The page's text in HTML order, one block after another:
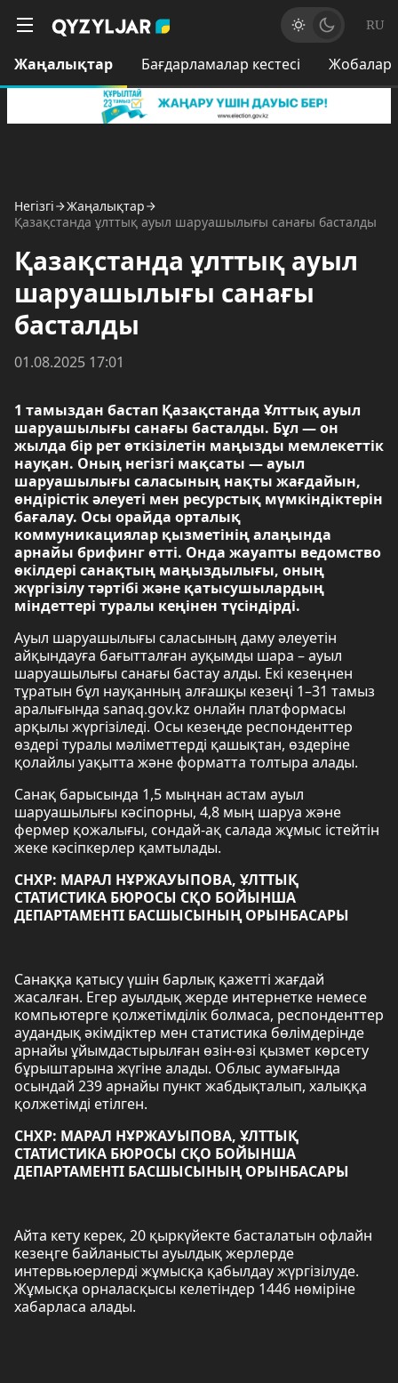
RU
Жаңалықтар Бағдарламалар кестесі Жобалар
Негізгі
Жаңалықтар
Қазақстанда ұлттық ауыл шаруашылығы санағы басталды
Қазақстанда ұлттық ауыл
шаруашылығы санағы
басталды
01.08.2025 17:01
1 тамыздан бастап Қазақстанда Ұлттық ауыл
шаруашылығы санағы басталды. Бұл — он
жылда бір рет өткізілетін маңызды мемлекеттік
науқан. Оның негізгі мақсаты — ауыл
шаруашылығы саласының нақты жағдайын,
өндірістік әлеуеті мен ресурстық мүмкіндіктерін
бағалау. Осы орайда орталық
коммуникациялар қызметінің алаңында
арнайы брифинг өтті. Онда жауапты ведомство
өкілдері санақтың маңыздылығы, оның
жүргізілу тәртібі және қатысушылардың
міндеттері туралы кеңінен түсіндірді.
Ауыл шаруашылығы саласының даму әлеуетін
айқындауға бағытталған ауқымды шара – ауыл
шаруашылығы санағы бастау алды. Екі кезеңнен
тұратын бұл науқанның алғашқы кезеңі 1–31 тамыз
аралығында sanaq.gov.kz онлайн платформасы
арқылы жүргізіледі. Осы кезеңде респонденттер
өздері туралы мәліметтерді қашықтан, өздеріне
қолайлы уақытта және форматта толтыра алады.
Санақ барысында 1,5 мыңнан астам ауыл
шаруашылығы кәсіпорны, 4,8 мың шаруа және
фермер қожалығы, сондай-ақ салада жұмыс істейтін
жеке кәсіпкерлер қамтылады.
СНХР: МАРАЛ НҰРЖАУЫПОВА, ҰЛТТЫҚ
СТАТИСТИКА БЮРОСЫ СҚО БОЙЫНША
ДЕПАРТАМЕНТІ БАСШЫСЫНЫҢ ОРЫНБАСАРЫ
Санаққа қатысу үшін барлық қажетті жағдай
жасалған. Егер ауылдық жерде интернетке немесе
компьютерге қолжетімділік болмаса, респонденттер
аудандық әкімдіктер мен статистика бөлімдерінде
арнайы ұйымдастырылған өзін-өзі қызмет көрсету
бұрыштарына жүгіне алады. Облыс аумағында
осындай 239 арнайы пункт жабдықталып, халыққа
қолжетімді етілген.
СНХР: МАРАЛ НҰРЖАУЫПОВА, ҰЛТТЫҚ
СТАТИСТИКА БЮРОСЫ СҚО БОЙЫНША
ДЕПАРТАМЕНТІ БАСШЫСЫНЫҢ ОРЫНБАСАРЫ
Айта кету керек, 20 қыркүйекте басталатын офлайн
кезеңге байланысты ауылдық жерлерде
интервьюерлерді жұмысқа қабылдау жүргізілуде.
Жұмысқа орналасқысы келетіндер 1446 нөміріне
хабарласа алады.